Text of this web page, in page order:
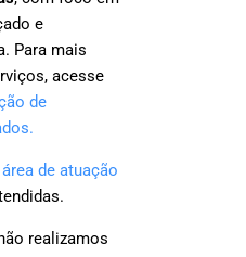
e
Para mais
acesse
de
área de atuação
realizamos